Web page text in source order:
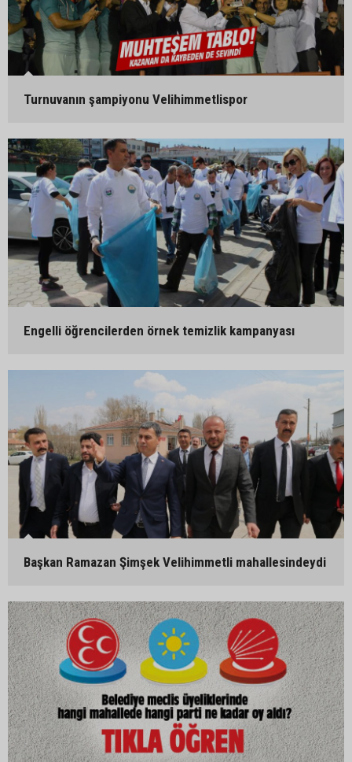
Turnuvanın şampiyonu Velihimmetlispor
Engelli öğrencilerden örnek temizlik kampanyası
Başkan Ramazan Şimşek Velihimmetli mahallesindeydi